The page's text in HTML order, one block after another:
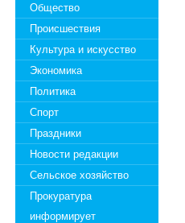
Общество
Происшествия
Культура и искусство
Экономика
Политика
Спорт
Праздники
Новости редакции
Сельское хозяйство
Прокуратура
информирует